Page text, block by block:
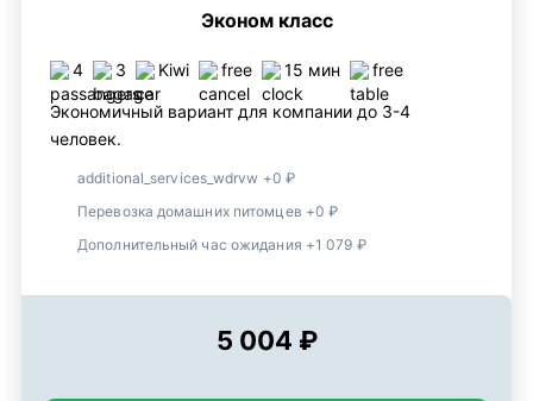
Эконом класс
4 3 Kiwi free 15 мин free
Экономичный вариант для компании до 3-4
человек.
additional_services_wdrvw +0 ₽
Перевозка домашних питомцев +0 ₽
Дополнительный час ожидания +1 079 ₽
5 004 ₽